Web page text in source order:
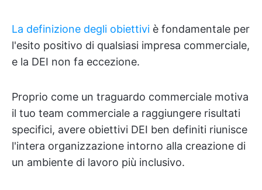
La definizione degli obiettivi è fondamentale per
l'esito positivo di qualsiasi impresa commerciale,
e la DEI non fa eccezione.
Proprio come un traguardo commerciale motiva
il tuo team commerciale a raggiungere risultati
specifici, avere obiettivi DEI ben definiti riunisce
l'intera organizzazione intorno alla creazione di
un ambiente di lavoro più inclusivo.